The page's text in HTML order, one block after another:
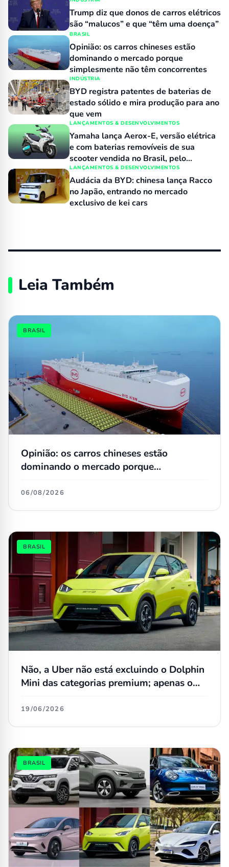
Trump diz que donos de carros elétricos
são “malucos” e que “têm uma doença”
BRASIL
Opinião: os carros chineses estão
dominando o mercado porque
simplesmente não têm concorrentes
INDÚSTRIA
BYD registra patentes de baterias de
estado sólido e mira produção para ano
que vem
LANÇAMENTOS & DESENVOLVIMENTOS
Yamaha lança Aerox-E, versão elétrica
e com baterias removíveis de sua
scooter vendida no Brasil, pelo
equivalente a R$ 15 mil
LANÇAMENTOS & DESENVOLVIMENTOS
Audácia da BYD: chinesa lança Racco
no Japão, entrando no mercado
exclusivo de kei cars
Leia Também
BRASIL
Opinião: os carros chineses estão
dominando o mercado porque
06/08/2026
BRASIL
Não, a Uber não está excluindo o Dolphin
Mini das categorias premium; apenas o
19/06/2026
BRASIL